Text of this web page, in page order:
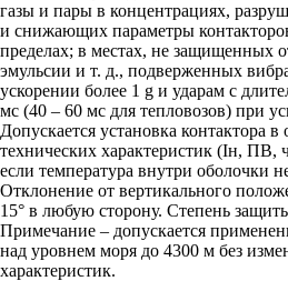
газы и пары в концентрациях,
и снижающих параметры
пределах; в местах, не защищенных
эмульсии и т. д., подверженных
ускорении более 1 g и ударам с
мс (40 – 60 мс для тепловозов) при
Допускается установка контактора
технических характеристик (Iн, ПВ,
если температура внутри оболочки
Отклонение от вертикального
15° в любую сторону. Степень
Примечание – допускается
над уровнем моря до 4300 м без
характеристик.